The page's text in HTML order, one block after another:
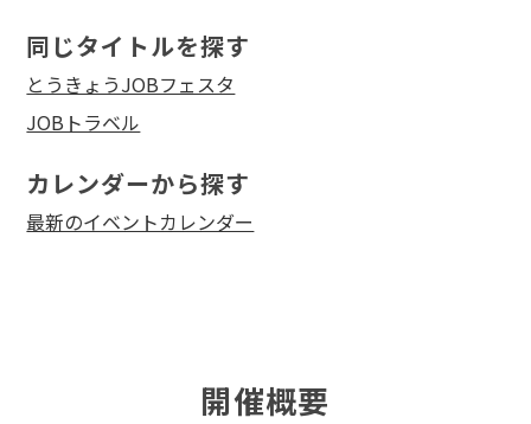
同じタイトルを探す
とうきょうJOBフェスタ
JOBトラベル
カレンダーから探す
最新のイベントカレンダー
開催概要